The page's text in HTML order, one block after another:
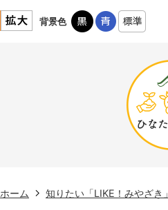
背景色
ホーム 知りたい「LIKE！みやざき」